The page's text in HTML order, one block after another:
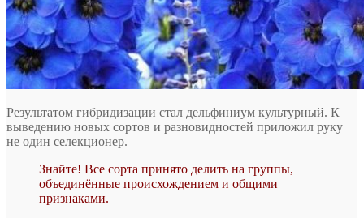
Результатом гибридизации стал дельфиниум культурный. К
выведению новых сортов и разновидностей приложил руку
не один селекционер.
Знайте! Все сорта принято делить на группы,
объединённые происхождением и общими
признаками.